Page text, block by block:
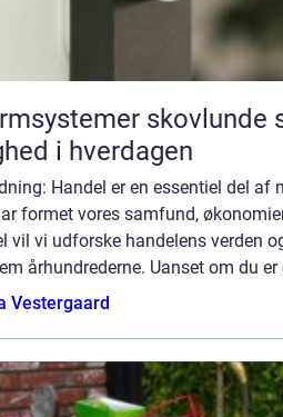
skovlunde sådan skaber du
i hverdagen
Handel er en essentiel del af
formet vores samfund,
vil vi udforske handelens verden
århundrederne. Uanset om du er
Vestergaard